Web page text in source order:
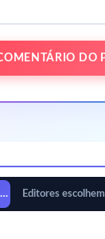
Editores escolhem